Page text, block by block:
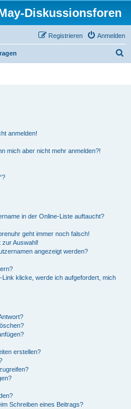
Diskussionsforen
Anmelden
Registrieren
anmelden!
mich aber nicht mehr anmelden?!
in der Online-Liste auftaucht?
geht immer noch falsch!
zur Auswahl!
angezeigt werden?
klicke, werde ich aufgefordert, mich
erstellen?
Schreiben eines Beitrags?